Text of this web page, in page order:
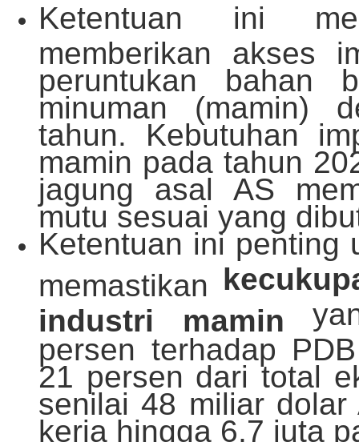
Ketentuan ini
memberikan akses
peruntukan bahan
minuman (mamin)
tahun. Kebutuhan
mamin pada tahun
jagung asal AS
mutu sesuai yang
Ketentuan ini penting
memastikan
industri mamin
persen terhadap
21 persen dari total
senilai 48 miliar dolar
kerja hingga 6,7 juta